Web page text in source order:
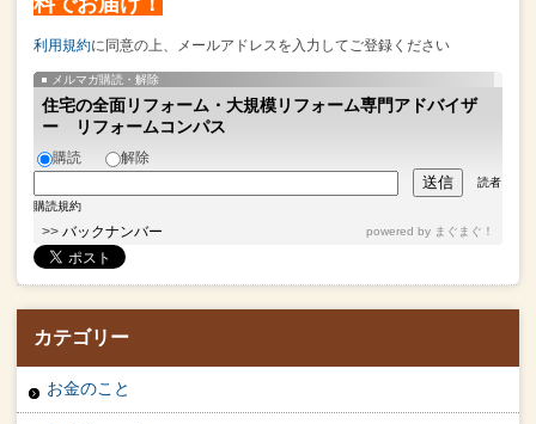
利用規約に同意の上、メールアドレスを入力してご登録ください
メルマガ購読・解除
住宅の全面リフォーム・大規模リフォーム専門アドバイザ
ー リフォームコンパス
購読 解除
読者
購読規約
>> バックナンバー powered by まぐまぐ！
カテゴリー
お金のこと